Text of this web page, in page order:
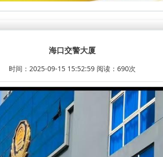
海口交警大厦
时间：2025-09-15 15:52:59 阅读：690次